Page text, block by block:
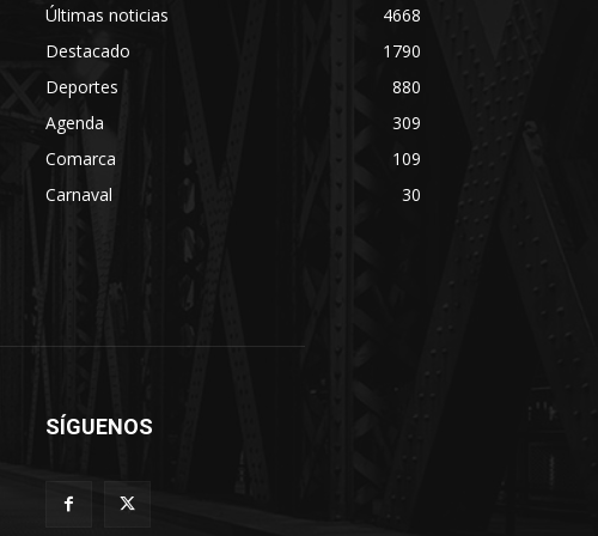
Últimas noticias
4668
Destacado
1790
Deportes
880
Agenda
309
Comarca
109
Carnaval
30
SÍGUENOS